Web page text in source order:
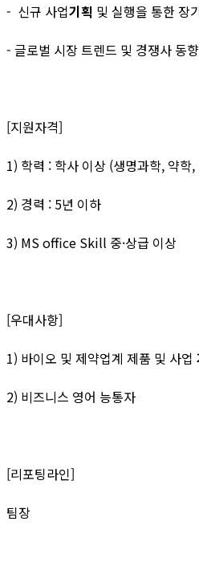
- 신규 사업기획 및 실행을 통한 장
- 글로벌 시장 트렌드 및 경쟁사 동
[지원자격]
1) 학력 : 학사 이상 (생명과학, 약학
2) 경력 : 5년 이하
3) MS office Skill 중·상급 이상
[우대사항]
1) 바이오 및 제약업계 제품 및 사업
2) 비즈니스 영어 능통자
[리포팅라인]
팀장